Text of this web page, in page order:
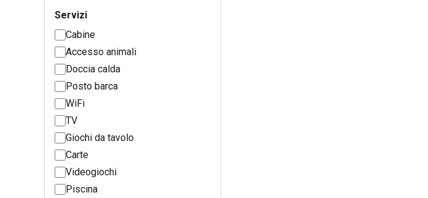
Servizi
Cabine
Accesso animali
Doccia calda
Posto barca
WiFi
TV
Giochi da tavolo
Carte
Videogiochi
Piscina